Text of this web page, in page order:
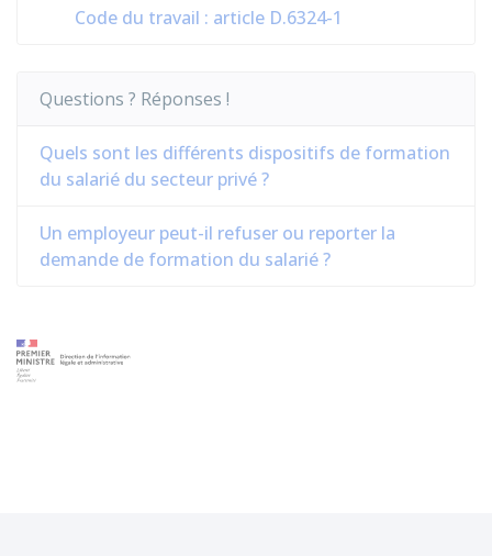
Code du travail : article D.6324-1
Questions ? Réponses !
Quels sont les différents dispositifs de formation
du salarié du secteur privé ?
Un employeur peut-il refuser ou reporter la
demande de formation du salarié ?